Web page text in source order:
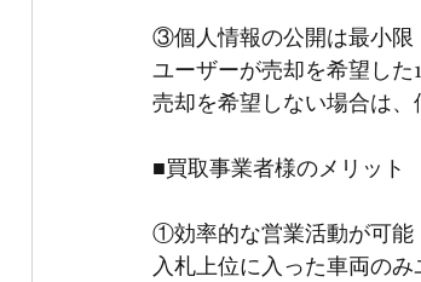
③個人情報の公開は最小限
ユーザーが売却を希望した
売却を希望しない場合は、
■買取事業者様のメリット
①効率的な営業活動が可能
入札上位に入った車両の